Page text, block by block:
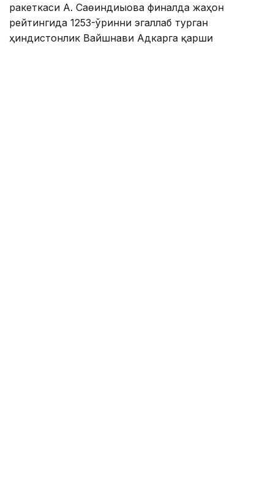
ракеткаси А. Саөиндиыова финалда жаҳон
рейтингида 1253-ўринни эгаллаб турган
ҳиндистонлик Вайшнави Адкарга қарши